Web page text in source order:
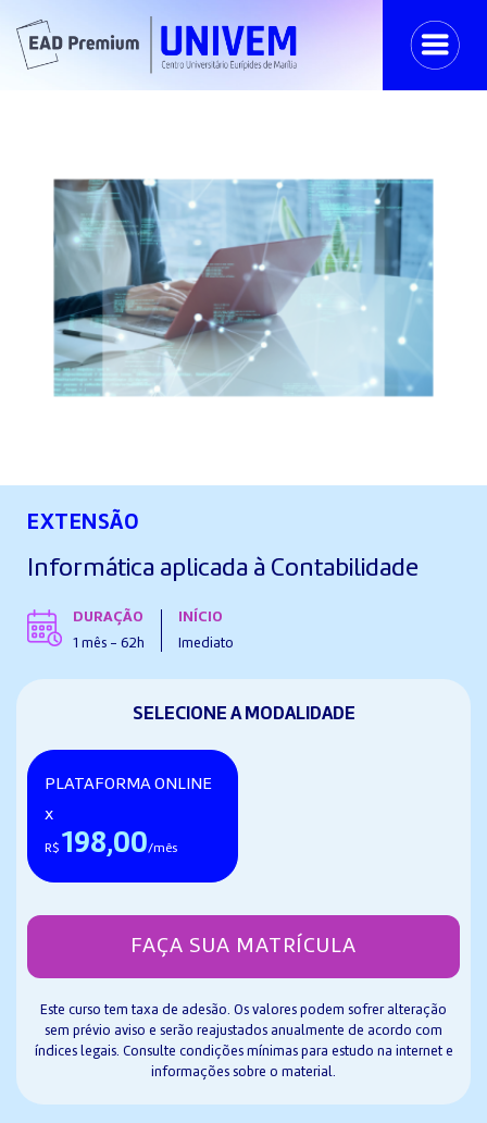
EXTENSÃO
Informática aplicada à Contabilidade
DURAÇÃO
1 mês - 62h
INÍCIO
Imediato
SELECIONE A MODALIDADE
PLATAFORMA ONLINE
x
R$ 198,00/mês
FAÇA SUA MATRÍCULA
Este curso tem taxa de adesão. Os valores podem sofrer alteração
sem prévio aviso e serão reajustados anualmente de acordo com
índices legais. Consulte condições mínimas para estudo na internet e
informações sobre o material.